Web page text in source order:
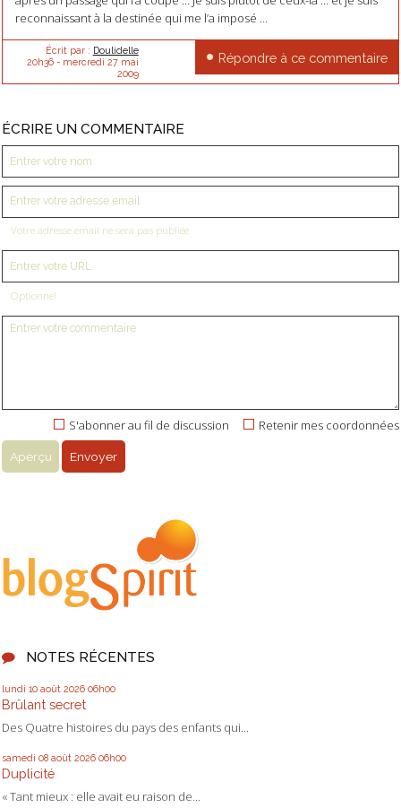
NOTES RÉCENTES
lundi 10 août 2026 06h00
Brûlant secret
Des Quatre histoires du pays des enfants qui...
samedi 08 août 2026 06h00
Duplicité
« Tant mieux : elle avait eu raison de...
reconnaissant à la destinée qui me l’a imposé …
Écrit par : Doulidelle
20h36- mercredi 27 mai
2009
Répondre à ce commentaire
ÉCRIRE UN COMMENTAIRE
Votre adresse email ne sera pas publiée
Optionnel
Retenir mes coordonnées
S'abonner au fil de discussion